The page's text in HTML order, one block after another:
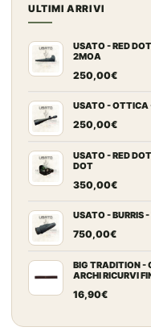
ULTIMI ARRIVI
USATO - RED
2MOA
250,00€
USATO - OTTICA
250,00€
USATO - RED
DOT
350,00€
USATO - BURRIS
750,00€
BIG TRADITION -
ARCHI RICURVI
16,90€